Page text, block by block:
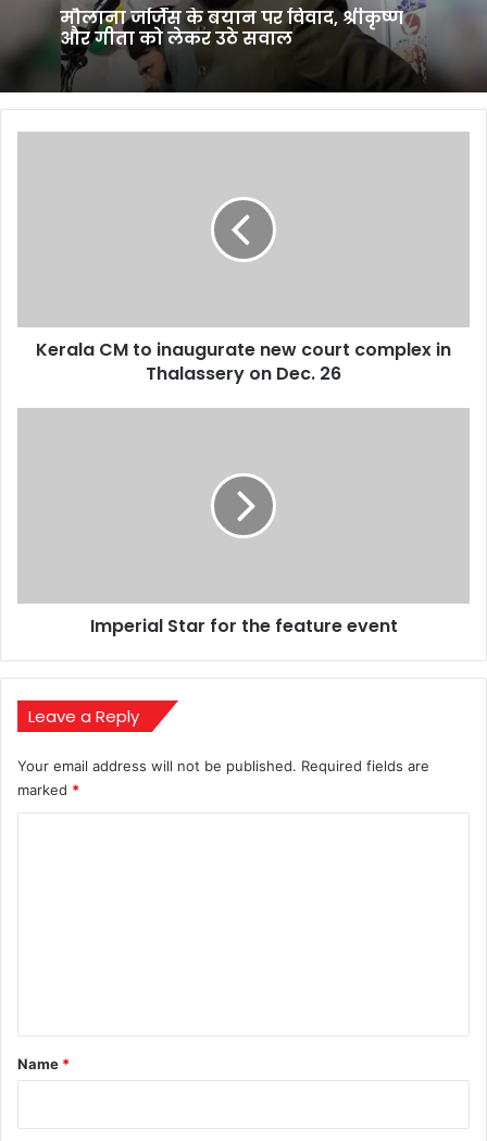
मौलाना जर्जिस के बयान पर विवाद, श्रीकृष्ण
और गीता को लेकर उठे सवाल
Thalassery
Kerala CM to inaugurate new court complex in
Thalassery on Dec. 26
Imperial Star for the feature event
Leave a Reply
Your email address will not be published. Required fields are
marked *
*
Name *